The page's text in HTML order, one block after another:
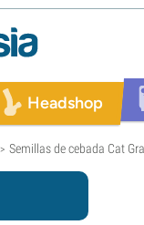
Headshop
> Semillas de cebada Cat